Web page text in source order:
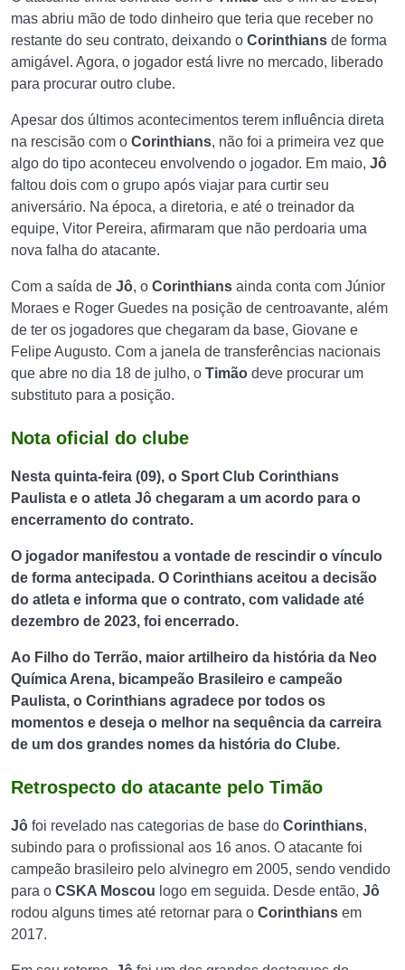
mas abriu mão de todo dinheiro que teria que receber no
restante do seu contrato, deixando o Corinthians de forma
amigável. Agora, o jogador está livre no mercado, liberado
para procurar outro clube.
Apesar dos últimos acontecimentos terem influência direta
na rescisão com o Corinthians, não foi a primeira vez que
algo do tipo aconteceu envolvendo o jogador. Em maio, Jô
faltou dois com o grupo após viajar para curtir seu
aniversário. Na época, a diretoria, e até o treinador da
equipe, Vitor Pereira, afirmaram que não perdoaria uma
nova falha do atacante.
Com a saída de Jô, o Corinthians ainda conta com Júnior
Moraes e Roger Guedes na posição de centroavante, além
de ter os jogadores que chegaram da base, Giovane e
Felipe Augusto. Com a janela de transferências nacionais
que abre no dia 18 de julho, o Timão deve procurar um
substituto para a posição.
Nota oficial do clube
Nesta quinta-feira (09), o Sport Club Corinthians
Paulista e o atleta Jô chegaram a um acordo para o
encerramento do contrato.
O jogador manifestou a vontade de rescindir o vínculo
de forma antecipada. O Corinthians aceitou a decisão
do atleta e informa que o contrato, com validade até
dezembro de 2023, foi encerrado.
Ao Filho do Terrão, maior artilheiro da história da Neo
Química Arena, bicampeão Brasileiro e campeão
Paulista, o Corinthians agradece por todos os
momentos e deseja o melhor na sequência da carreira
de um dos grandes nomes da história do Clube.
Retrospecto do atacante pelo Timão
Jô foi revelado nas categorias de base do Corinthians,
subindo para o profissional aos 16 anos. O atacante foi
campeão brasileiro pelo alvinegro em 2005, sendo vendido
para o CSKA Moscou logo em seguida. Desde então, Jô
rodou alguns times até retornar para o Corinthians em
2017.